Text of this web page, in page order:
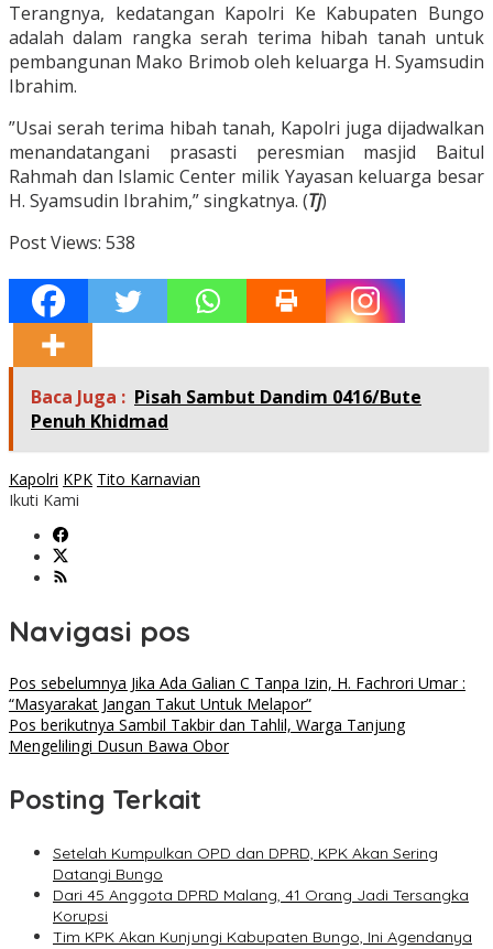
Terangnya, kedatangan Kapolri Ke Kabupaten Bungo
adalah dalam rangka serah terima hibah tanah untuk
pembangunan Mako Brimob oleh keluarga H. Syamsudin
Ibrahim.
”Usai serah terima hibah tanah, Kapolri juga dijadwalkan
menandatangani prasasti peresmian masjid Baitul
Rahmah dan Islamic Center milik Yayasan keluarga besar
H. Syamsudin Ibrahim,” singkatnya. (Tj)
Post Views: 538
Baca Juga : Pisah Sambut Dandim 0416/Bute
Penuh Khidmad
Kapolri KPK Tito Karnavian
Ikuti Kami
Navigasi pos
Pos sebelumnya Jika Ada Galian C Tanpa Izin, H. Fachrori Umar :
“Masyarakat Jangan Takut Untuk Melapor”
Pos berikutnya Sambil Takbir dan Tahlil, Warga Tanjung
Mengelilingi Dusun Bawa Obor
Posting Terkait
Setelah Kumpulkan OPD dan DPRD, KPK Akan Sering
Datangi Bungo
Dari 45 Anggota DPRD Malang, 41 Orang Jadi Tersangka
Korupsi
Tim KPK Akan Kunjungi Kabupaten Bungo, Ini Agendanya